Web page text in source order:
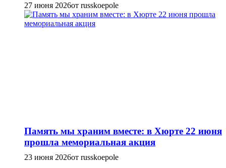
27 июня 2026от russkoepole
Память мы храним вместе: в Хюрте 22 июня
прошла мемориальная акция
23 июня 2026от russkoepole